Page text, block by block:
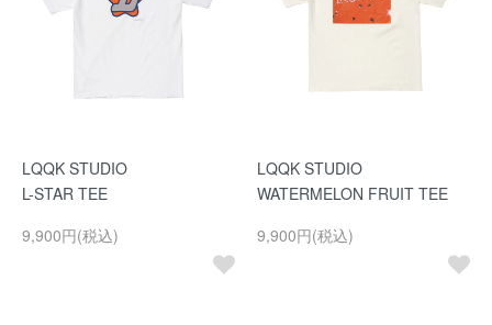
LQQK STUDIO
L-STAR TEE
9,900円(税込)
LQQK STUDIO
WATERMELON FRUIT TEE
9,900円(税込)